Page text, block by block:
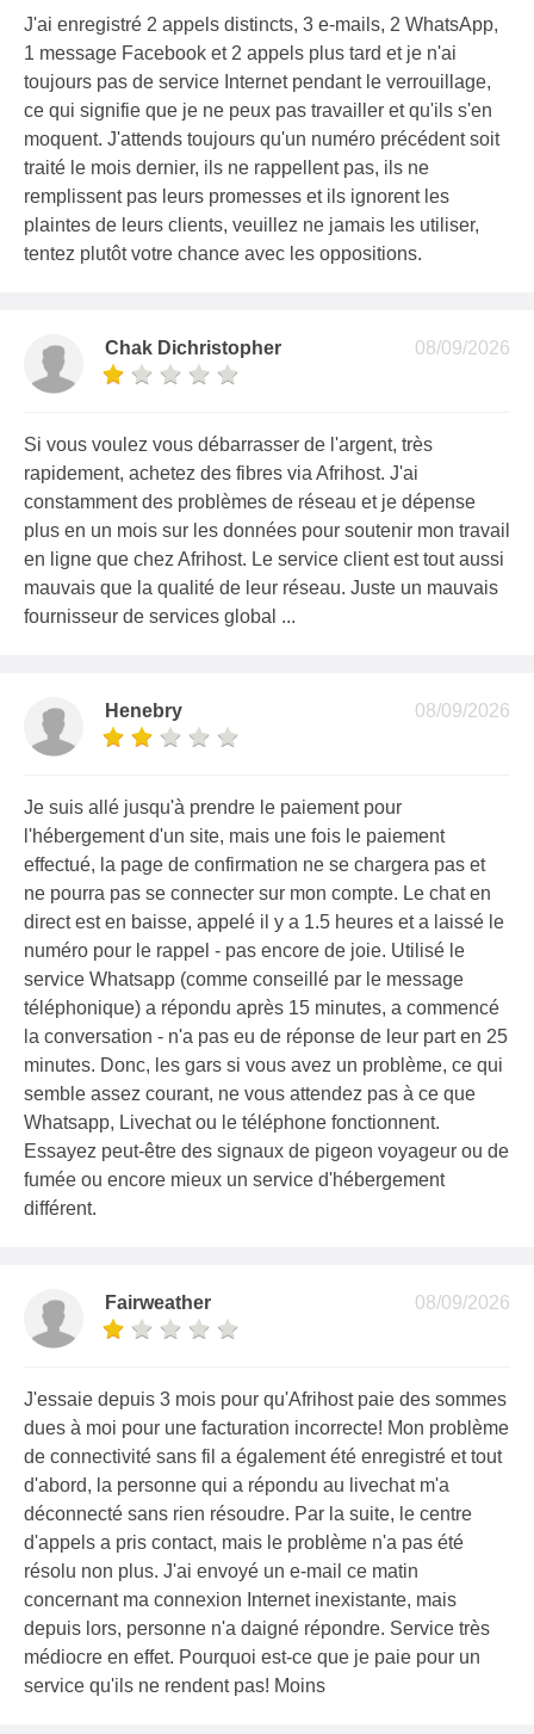
J'ai enregistré 2 appels distincts, 3 e-mails, 2 WhatsApp,
1 message Facebook et 2 appels plus tard et je n'ai
toujours pas de service Internet pendant le verrouillage,
ce qui signifie que je ne peux pas travailler et qu'ils s'en
moquent. J'attends toujours qu'un numéro précédent soit
traité le mois dernier, ils ne rappellent pas, ils ne
remplissent pas leurs promesses et ils ignorent les
plaintes de leurs clients, veuillez ne jamais les utiliser,
tentez plutôt votre chance avec les oppositions.
08/09/2026
Chak Dichristopher
Si vous voulez vous débarrasser de l'argent, très
rapidement, achetez des fibres via Afrihost. J'ai
constamment des problèmes de réseau et je dépense
plus en un mois sur les données pour soutenir mon travail
en ligne que chez Afrihost. Le service client est tout aussi
mauvais que la qualité de leur réseau. Juste un mauvais
fournisseur de services global ...
08/09/2026
Henebry
Je suis allé jusqu'à prendre le paiement pour
l'hébergement d'un site, mais une fois le paiement
effectué, la page de confirmation ne se chargera pas et
ne pourra pas se connecter sur mon compte. Le chat en
direct est en baisse, appelé il y a 1.5 heures et a laissé le
numéro pour le rappel - pas encore de joie. Utilisé le
service Whatsapp (comme conseillé par le message
téléphonique) a répondu après 15 minutes, a commencé
la conversation - n'a pas eu de réponse de leur part en 25
minutes. Donc, les gars si vous avez un problème, ce qui
semble assez courant, ne vous attendez pas à ce que
Whatsapp, Livechat ou le téléphone fonctionnent.
Essayez peut-être des signaux de pigeon voyageur ou de
fumée ou encore mieux un service d'hébergement
différent.
08/09/2026
Fairweather
J'essaie depuis 3 mois pour qu'Afrihost paie des sommes
dues à moi pour une facturation incorrecte! Mon problème
de connectivité sans fil a également été enregistré et tout
d'abord, la personne qui a répondu au livechat m'a
déconnecté sans rien résoudre. Par la suite, le centre
d'appels a pris contact, mais le problème n'a pas été
résolu non plus. J'ai envoyé un e-mail ce matin
concernant ma connexion Internet inexistante, mais
depuis lors, personne n'a daigné répondre. Service très
médiocre en effet. Pourquoi est-ce que je paie pour un
service qu'ils ne rendent pas! Moins